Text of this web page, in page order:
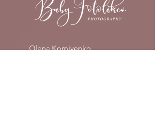
Olena Korniyenko